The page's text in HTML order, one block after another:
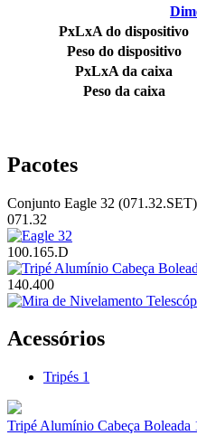
PxLxA do dispositivo
Peso do dispositivo
PxLxA da caixa
Peso da caixa
Pacotes
Conjunto Eagle 32 (071.32.SET)
071.32
100.165.D
140.400
Acessórios
Tripés 1
Tripé Alumínio Cabeça Boleada